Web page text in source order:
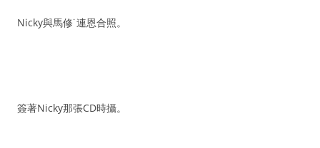
Nicky與馬修˙連恩合照。
簽著Nicky那張CD時攝。